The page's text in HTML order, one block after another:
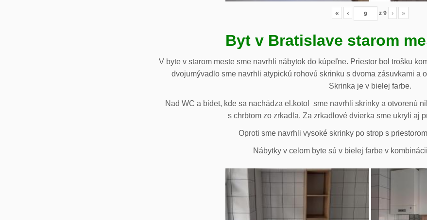
« ‹ z9 › »
Byt v Bratislave starom
V byte v starom meste sme navrhli nábytok do kúpeľne. Priestor bol trošku
dvojumývadlo sme navrhli atypickú rohovú skrinku s dvoma zásuvkami a
Skrinka je v bielej farbe.
Nad WC a bidet, kde sa nachádza el.kotol sme navrhli skrinky a otvorenú
s chrbtom zo zrkadla. Za zrkadlové dvierka sme ukryli aj
Oproti sme navrhli vysoké skrinky po strop s
Nábytky v celom byte sú v bielej farbe v